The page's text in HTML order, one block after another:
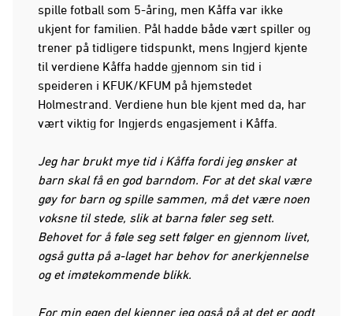
spille fotball som 5-åring, men Kåffa var ikke
ukjent for familien. Pål hadde både vært spiller og
trener på tidligere tidspunkt, mens Ingjerd kjente
til verdiene Kåffa hadde gjennom sin tid i
speideren i KFUK/KFUM på hjemstedet
Holmestrand. Verdiene hun ble kjent med da, har
vært viktig for Ingjerds engasjement i Kåffa.
Jeg har brukt mye tid i Kåffa fordi jeg ønsker at
barn skal få en god barndom. For at det skal være
gøy for barn og spille sammen, må det være noen
voksne til stede, slik at barna føler seg sett.
Behovet for å føle seg sett følger en gjennom livet,
også gutta på a-laget har behov for anerkjennelse
og et imøtekommende blikk.
For min egen del kjenner jeg også på at det er godt